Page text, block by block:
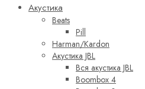
Акустика
Beats
Pill
Harman/Kardon
Акустика JBL
Вся акустика JBL
Boombox 4